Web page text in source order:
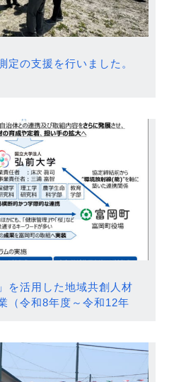
定の支援を行いました。
を活用した地域共創人材
（令和8年度～令和12年